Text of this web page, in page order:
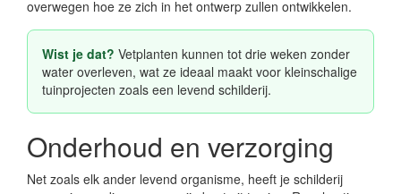
overwegen hoe ze zich in het ontwerp zullen ontwikkelen.
Wist je dat? Vetplanten kunnen tot drie weken zonder
water overleven, wat ze ideaal maakt voor kleinschalige
tuinprojecten zoals een levend schilderij.
Onderhoud en verzorging
Net zoals elk ander levend organisme, heeft je schilderij